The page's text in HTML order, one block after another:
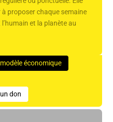
proposer chaque semaine
et la planète au
économique
don